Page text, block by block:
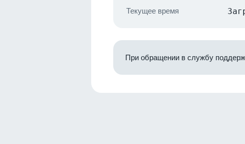
Текущее время
При обращении в службу